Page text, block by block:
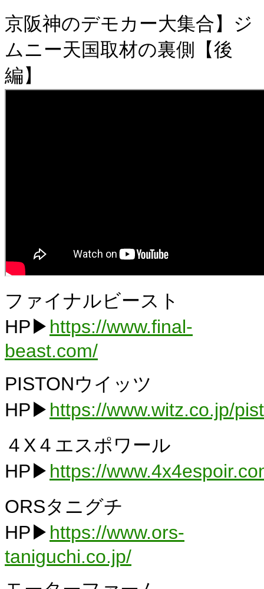
京阪神のデモカー大集合】ジ
ムニー天国取材の裏側【後
編】
ファイナルビースト
HP▶ https://www.final-
beast.com/
PISTONウイッツ
HP▶ https://www.witz.co.jp/
４X４エスポワール
HP▶ https://
ORSタニグチ
HP▶ https://www.ors-
taniguchi.co.jp/